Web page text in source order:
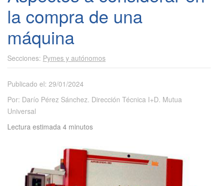
la compra de una
máquina
Pymes y autónomos
Publicado el: 29/01/2024
Por: Darío Pérez Sánchez. Dirección Técnica I+D. Mutua
Universal
Lectura estimada 4 minutos